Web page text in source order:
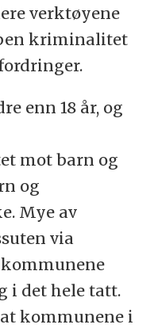
verktøyene
kriminalitet
enn 18 år, og
mot barn og
og
Mye av
via
i det hele tatt.
kommunene i